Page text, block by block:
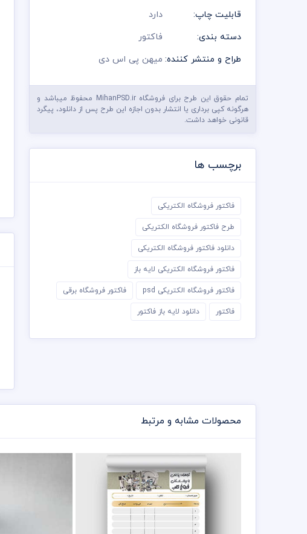
قابلیت چاپ:
دارد
دسته بندی:
فاکتور
طراح و منتشر کننده: میهن پی اس دی
تمام حقوق این طرح برای فروشگاه MihanPSD.ir محفوظ میباشد و
هرگونه کپی برداری یا انتشار بدون اجازه این طرح پس از دانلود، پیگرد
قانونی خواهد داشت.
برچسب ها
فاکتور فروشگاه الکتریکی
طرح فاکتور فروشگاه الکتریکی
دانلود فاکتور فروشگاه الکتریکی
فاکتور فروشگاه الکتریکی لایه باز
فاکتور فروشگاه الکتریکی psd فاکتور فروشگاه برقی
فاکتور دانلود لایه باز فاکتور
محصولات مشابه و مرتبط